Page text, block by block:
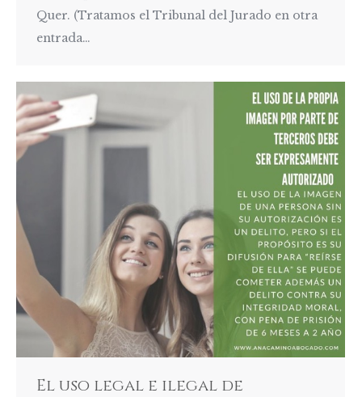
Quer. (Tratamos el Tribunal del Jurado en otra
entrada…
El uso legal e ilegal de